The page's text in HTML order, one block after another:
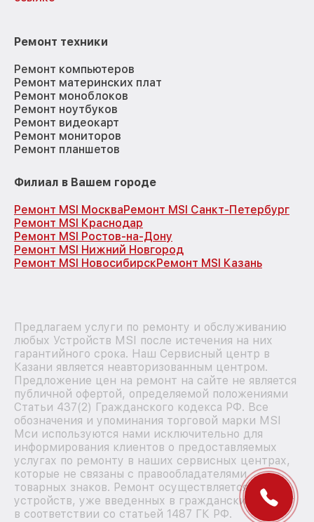
Ремонт техники
Ремонт компьютеров
Ремонт материнских плат
Ремонт моноблоков
Ремонт ноутбуков
Ремонт видеокарт
Ремонт мониторов
Ремонт планшетов
Филиал в Вашем городе
Ремонт MSI МоскваРемонт MSI Санкт-Петербург
Ремонт MSI Краснодар
Ремонт MSI Ростов-на-Дону
Ремонт MSI Нижний Новгород
Ремонт MSI НовосибирскРемонт MSI Казань
Предлагаем услуги по ремонту и обслуживанию
любых Устройств MSI после истечения на них
гарантийного срока. Наш Сервисный центр в
Казани является неавторизованным центром.
Предложение цен на ремонт на сайте не является
публичной офертой, определяемой положениями
Статьи 437(2) Гражданского кодекса РФ. Все
обозначения и упоминания торговой марки MSI
Мси используются нами исключительно для
информирования клиентов о предоставляемых
услугах по ремонту в наших сервисных центрах,
которые не связаны с правообладателями
товарных знаков. Ремонт осуществляется для
устройств, уже введенных в гражданский оборот
в соответствии со статьей 1487 ГК РФ.